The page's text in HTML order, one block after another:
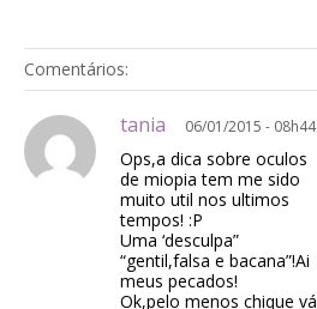
Comentários:
tania 06/01/2015 - 08h44
Ops,a dica sobre oculos
de miopia tem me sido
muito util nos ultimos
tempos! :P
Uma ‘desculpa”
“gentil,falsa e bacana”!Ai
meus pecados!
Ok,pelo menos chique vá